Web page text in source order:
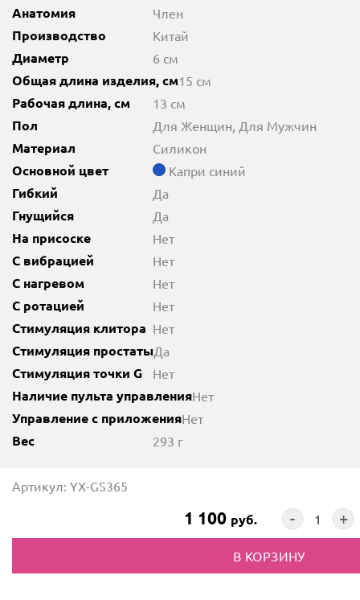
Анатомия Член
Производство Китай
Диаметр 6 см
Общая длина изделия, см15 см
Рабочая длина, см 13 см
Пол Для Женщин, Для Мужчин
Материал Силикон
Основной цвет Капри синий
Гибкий Да
Гнущийся Да
На присоске Нет
С вибрацией Нет
С нагревом Нет
С ротацией Нет
Стимуляция клитора Нет
Стимуляция простатыДа
Стимуляция точки G Нет
Наличие пульта управленияНет
Управление с приложенияНет
Вес 293 г
Артикул: YX-GS365
1 100 руб. - +